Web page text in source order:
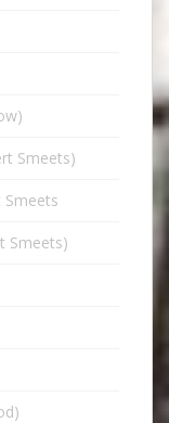
Smeets)
Smeets)